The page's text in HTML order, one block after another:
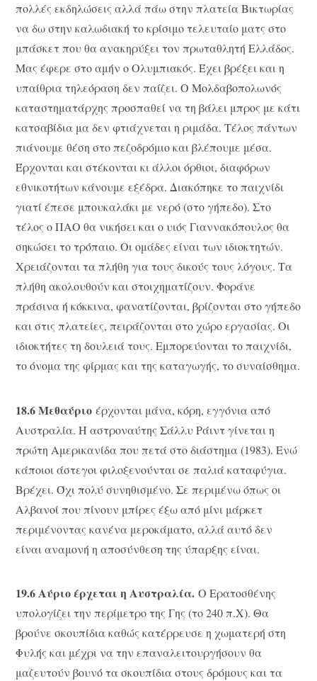
πολλές εκδηλώσεις αλλά πάω στην πλατεία Βικτωρίας
να δω στην καλωδιακή το κρίσιμο τελευταίο ματς στο
μπάσκετ που θα ανακηρύξει τον πρωταθλητή Ελλάδος.
Μας έφερε στο αμήν ο Ολυμπιακός. Έχει βρέξει και η
υπαίθρια τηλεόραση δεν παίζει. Ο Μολδαβοπολωνός
καταστηματάρχης προσπαθεί να τη βάλει μπρος με κάτι
κατσαβίδια μα δεν φτιάχνεται η ριμάδα. Τέλος πάντων
πιάνουμε θέση στο πεζοδρόμιο και βλέπουμε μέσα.
Έρχονται και στέκονται κι άλλοι όρθιοι, διαφόρων
εθνικοτήτων κάνουμε εξέδρα. Διακόπηκε το παιχνίδι
γιατί έπεσε μπουκαλάκι με νερό (στο γήπεδο). Στο
τέλος ο ΠΑΟ θα νικήσει και ο υιός Γιαννακόπουλος θα
σηκώσει το τρόπαιο. Οι ομάδες είναι των ιδιοκτητών.
Χρειάζονται τα πλήθη για τους δικούς τους λόγους. Τα
πλήθη ακολουθούν και στοιχηματίζουν. Φοράνε
πράσινα ή κόκκινα, φανατίζονται, βρίζονται στο γήπεδο
και στις πλατείες, πειράζονται στο χώρο εργασίας. Οι
ιδιοκτήτες τη δουλειά τους. Εμπορεύονται το παιχνίδι,
το όνομα της φίρμας και της καταγωγής, το συναίσθημα.
18.6 Μεθαύριοέρχονται μάνα, κόρη, εγγόνια από
Αυστραλία. Η αστροναύτης Σάλλυ Ράιντ γίνεται η
πρώτη Αμερικανίδα που πετά στο διάστημα (1983). Ενώ
κάποιοι άστεγοι φιλοξενούνται σε παλιά καταφύγια.
Βρέχει. Όχι πολύ συνηθισμένο. Σε περιμένω όπως οι
Αλβανοί που πίνουν μπίρες έξω από μίνι μάρκετ
περιμένοντας κανένα μεροκάματο, αλλά αυτό δεν
είναι αναμονή η αποσύνθεση της ύπαρξης είναι.
19.6 Αύριο έρχεται η Αυστραλία.Ο Ερατοσθένης
υπολογίζει την περίμετρο της Γης (το 240 π.Χ). Θα
βρούνε σκουπίδια καθώς κατέρρευσε η χωματερή στη
Φυλής και μέχρι να την επαναλειτουργήσουν θα
μαζευτούν βουνό τα σκουπίδια στους δρόμους και τα